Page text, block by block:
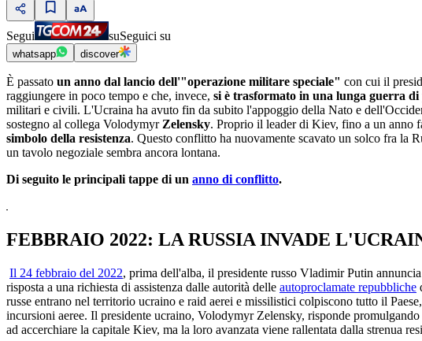
Segui suSeguici su
whatsapp discover
È passato un anno dal lancio dell'"operazione militare speciale" con cui il
raggiungere in poco tempo e che, invece, si è trasformato in una lunga guerra di
militari e civili. L'Ucraina ha avuto fin da subito l'appoggio della Nato e
sostegno al collega Volodymyr Zelensky. Proprio il leader di Kiev, fino a un anno
simbolo della resistenza. Questo conflitto ha nuovamente scavato un solco fra la
un tavolo negoziale sembra ancora lontana.
Di seguito le principali tappe di un anno di conflitto.
FEBBRAIO 2022: LA RUSSIA INVADE
Il 24 febbraio del 2022, prima dell'alba, il presidente russo Vladimir Putin
risposta a una richiesta di assistenza dalle autorità delle autoproclamate repubbliche
russe entrano nel territorio ucraino e raid aerei e missilistici colpiscono tutto il
incursioni aeree. Il presidente ucraino, Volodymyr Zelensky, risponde
ad accerchiare la capitale Kiev, ma la loro avanzata viene rallentata dalla strenua